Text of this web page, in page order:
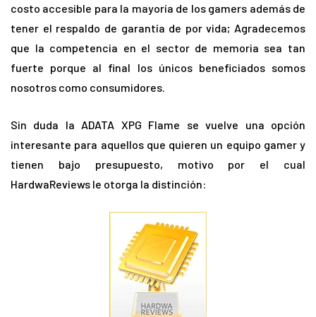
costo accesible para la mayoría de los gamers además de
tener el respaldo de garantía de por vida; Agradecemos
que la competencia en el sector de memoria sea tan
fuerte porque al final los únicos beneficiados somos
nosotros como consumidores.
Sin duda la ADATA XPG Flame se vuelve una opción
interesante para aquellos que quieren un equipo gamer y
tienen bajo presupuesto, motivo por el cual
HardwaReviews le otorga la distinción: